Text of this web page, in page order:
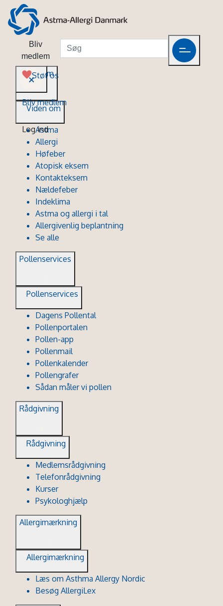
Bliv
medlem
Støt os
Bliv medlem
Log ind
Viden om
Viden om
Astma
Allergi
Høfeber
Atopisk eksem
Kontakteksem
Nældefeber
Indeklima
Astma og allergi i tal
Allergivenlig beplantning
Se alle
Pollenservices
Pollenservices
Dagens Pollental
Pollenportalen
Pollen-app
Pollenmail
Pollenkalender
Pollengrafer
Sådan måler vi pollen
Rådgivning
Rådgivning
Medlemsrådgivning
Telefonrådgivning
Kurser
Psykologhjælp
Allergimærkning
Allergimærkning
Læs om Asthma Allergy Nordic
Besøg AllergiLex